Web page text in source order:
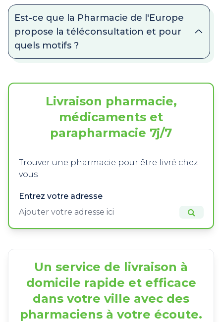
Est-ce que la Pharmacie de l'Europe
propose la téléconsultation et pour
quels motifs ?
Livraison pharmacie,
médicaments et
parapharmacie 7j/7
Trouver une pharmacie pour être livré chez
vous
Entrez votre adresse
Un service de livraison à
domicile rapide et efficace
dans votre ville avec des
pharmaciens à votre écoute.